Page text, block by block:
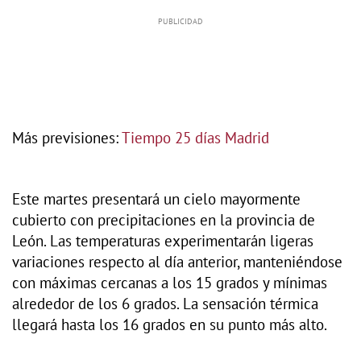
Más previsiones:Tiempo 25 días Madrid
Este martes presentará un cielo mayormente
cubierto con precipitaciones en la provincia de
León. Las temperaturas experimentarán ligeras
variaciones respecto al día anterior, manteniéndose
con máximas cercanas a los 15 grados y mínimas
alrededor de los 6 grados. La sensación térmica
llegará hasta los 16 grados en su punto más alto.